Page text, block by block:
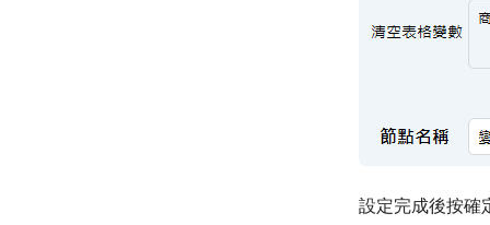
設定完成後按確